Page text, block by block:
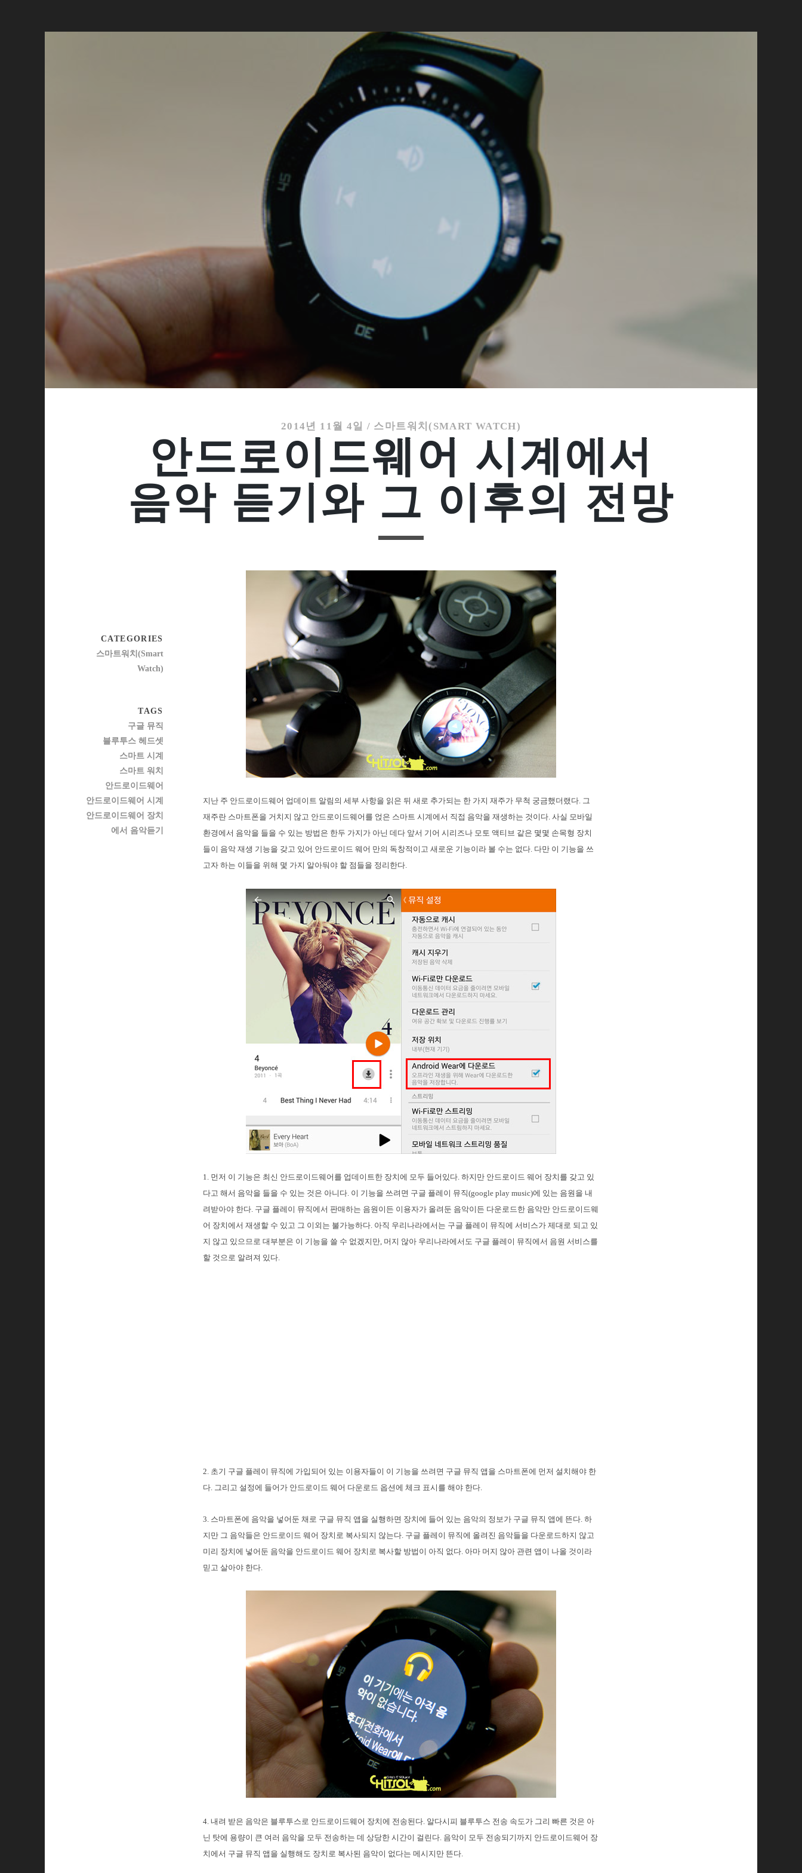
2014년 11월 4일 / 스마트워치(SMART WATCH)
안드로이드웨어 시계에서
음악 듣기와 그 이후의 전망
지난 주 안드로이드웨어 업데이트 알림의 세부 사항을 읽은 뒤 새로 추가되는 한 가지 재주가 무척 궁금했더랬다. 그
재주란 스마트폰을 거치지 않고 안드로이드웨어를 얹은 스마트 시계에서 직접 음악을 재생하는 것이다. 사실 모바일
환경에서 음악을 들을 수 있는 방법은 한두 가지가 아닌 데다 앞서 기어 시리즈나 모토 액티브 같은 몇몇 손목형 장치
들이 음악 재생 기능을 갖고 있어 안드로이드 웨어 만의 독창적이고 새로운 기능이라 볼 수는 없다. 다만 이 기능을 쓰
고자 하는 이들을 위해 몇 가지 알아둬야 할 점들을 정리한다.
1. 먼저 이 기능은 최신 안드로이드웨어를 업데이트한 장치에 모두 들어있다. 하지만 안드로이드 웨어 장치를 갖고 있
다고 해서 음악을 들을 수 있는 것은 아니다. 이 기능을 쓰려면 구글 플레이 뮤직(google play music)에 있는 음원을 내
려받아야 한다. 구글 플레이 뮤직에서 판매하는 음원이든 이용자가 올려둔 음악이든 다운로드한 음악만 안드로이드웨
어 장치에서 재생할 수 있고 그 이외는 불가능하다. 아직 우리나라에서는 구글 플레이 뮤직에 서비스가 제대로 되고 있
지 않고 있으므로 대부분은 이 기능을 쓸 수 없겠지만, 머지 않아 우리나라에서도 구글 플레이 뮤직에서 음원 서비스를
할 것으로 알려져 있다.
2. 초기 구글 플레이 뮤직에 가입되어 있는 이용자들이 이 기능을 쓰려면 구글 뮤직 앱을 스마트폰에 먼저 설치해야 한
다. 그리고 설정에 들어가 안드로이드 웨어 다운로드 옵션에 체크 표시를 해야 한다.
3. 스마트폰에 음악을 넣어둔 채로 구글 뮤직 앱을 실행하면 장치에 들어 있는 음악의 정보가 구글 뮤직 앱에 뜬다. 하
지만 그 음악들은 안드로이드 웨어 장치로 복사되지 않는다. 구글 플레이 뮤직에 올려진 음악들을 다운로드하지 않고
미리 장치에 넣어둔 음악을 안드로이드 웨어 장치로 복사할 방법이 아직 없다. 아마 머지 않아 관련 앱이 나올 것이라
믿고 살아야 한다.
4. 내려 받은 음악은 블루투스로 안드로이드웨어 장치에 전송된다. 알다시피 블루투스 전송 속도가 그리 빠른 것은 아
닌 탓에 용량이 큰 여러 음악을 모두 전송하는 데 상당한 시간이 걸린다. 음악이 모두 전송되기까지 안드로이드웨어 장
치에서 구글 뮤직 앱을 실행해도 장치로 복사된 음악이 없다는 메시지만 뜬다.
CATEGORIES
스마트워치(Smart
Watch)
TAGS
구글 뮤직
블루투스 헤드셋
스마트 시계
스마트 워치
안드로이드웨어
안드로이드웨어 시계
안드로이드웨어 장치
에서 음악듣기